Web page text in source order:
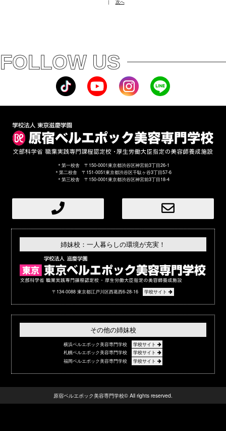
FOLLOW US
＊第一校舎 〒150-0001東京都渋谷区神宮前3丁目26-1
＊第二校舎 〒151-0051東京都渋谷区千駄ヶ谷3丁目57-6
＊第三校舎 〒150-0001東京都渋谷区神宮前3丁目18-4
姉妹校：一人暮らしの環境が充実！
〒134-0088 東京都江戸川区西葛西6-28-16 学校サイト
その他の姉妹校
横浜ベルエポック美容専門学校
学校サイト
札幌ベルエポック美容専門学校
学校サイト
福岡ベルエポック美容専門学校
学校サイト
原宿ベルエポック美容専門学校© All rights reserved.